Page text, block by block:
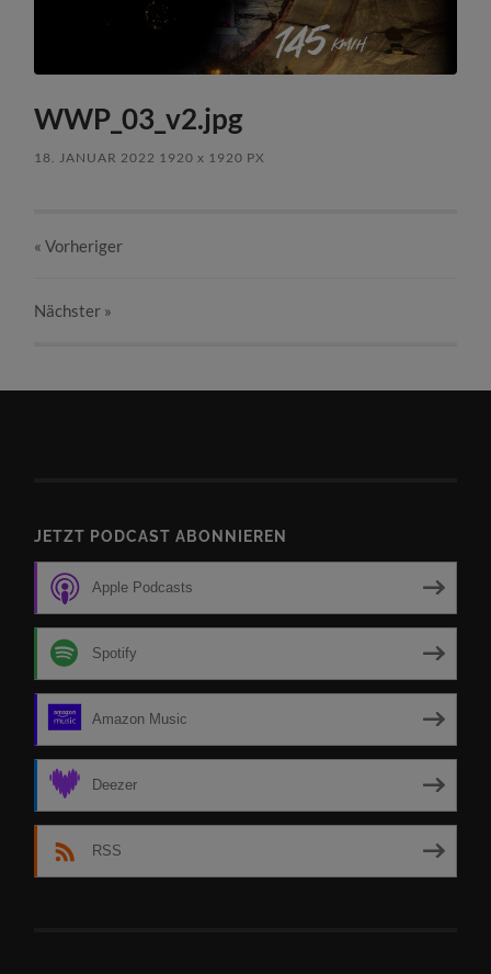
WWP_03_v2.jpg
18. JANUAR 2022 1920x 1920 PX
« Vorheriger
Nächster »
JETZT PODCAST ABONNIEREN
Apple Podcasts
Spotify
Amazon Music
Deezer
RSS